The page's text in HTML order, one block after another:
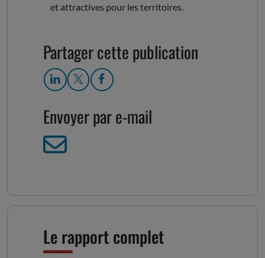
et attractives pour les territoires.
Partager cette publication
Envoyer par e-mail
Le rapport complet